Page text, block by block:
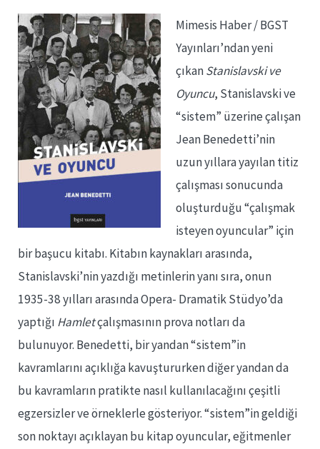
Mimesis Haber / BGST
Yayınları’ndan yeni
çıkanStanislavski ve
Oyuncu, Stanislavski ve
“sistem” üzerine çalışan
Jean Benedetti’nin
uzun yıllara yayılan titiz
çalışması sonucunda
oluşturduğu “çalışmak
isteyen oyuncular” için
bir başucu kitabı. Kitabın kaynakları arasında,
Stanislavski’nin yazdığı metinlerin yanı sıra, onun
1935-38 yılları arasında Opera- Dramatik Stüdyo’da
yaptığı Hamletçalışmasının prova notları da
bulunuyor. Benedetti, bir yandan “sistem”in
kavramlarını açıklığa kavuştururken diğer yandan da
bu kavramların pratikte nasıl kullanılacağını çeşitli
egzersizler ve örneklerle gösteriyor. “sistem”in geldiği
son noktayı açıklayan bu kitap oyuncular, eğitmenler